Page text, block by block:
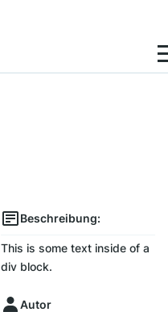
Beschreibung:
This is some text inside of a
div block.
Autor